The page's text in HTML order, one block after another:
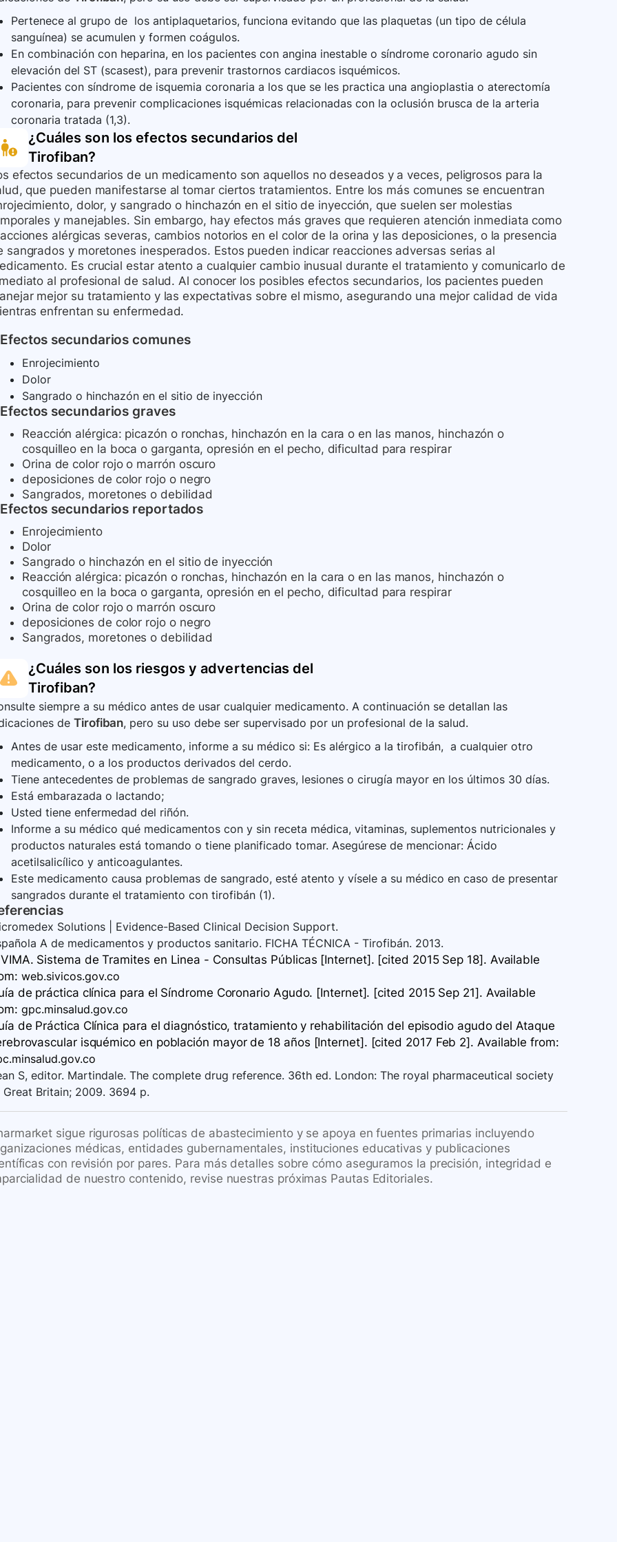
Pertenece al grupo de los antiplaquetarios, funciona evitando que las plaquetas (un tipo de célula
sanguínea) se acumulen y formen coágulos.
En combinación con heparina, en los pacientes con angina inestable o síndrome coronario agudo sin
elevación del ST (scasest), para prevenir trastornos cardiacos isquémicos.
Pacientes con síndrome de isquemia coronaria a los que se les practica una angioplastia o aterectomía
coronaria, para prevenir complicaciones isquémicas relacionadas con la oclusión brusca de la arteria
coronaria tratada (1,3).
¿Cuáles son los efectos secundarios del
Tirofiban?
efectos secundarios de un medicamento son aquellos no deseados y a veces, peligrosos para la
que pueden manifestarse al tomar ciertos tratamientos. Entre los más comunes se encuentran
dolor, y sangrado o hinchazón en el sitio de inyección, que suelen ser molestias
y manejables. Sin embargo, hay efectos más graves que requieren atención inmediata como
alérgicas severas, cambios notorios en el color de la orina y las deposiciones, o la presencia
sangrados y moretones inesperados. Estos pueden indicar reacciones adversas serias al
Es crucial estar atento a cualquier cambio inusual durante el tratamiento y comunicarlo de
al profesional de salud. Al conocer los posibles efectos secundarios, los pacientes pueden
mejor su tratamiento y las expectativas sobre el mismo, asegurando una mejor calidad de vida
enfrentan su enfermedad.
Efectos secundarios comunes
Enrojecimiento
Dolor
Sangrado o hinchazón en el sitio de inyección
Efectos secundarios graves
Reacción alérgica: picazón o ronchas, hinchazón en la cara o en las manos, hinchazón o
cosquilleo en la boca o garganta, opresión en el pecho, dificultad para respirar
Orina de color rojo o marrón oscuro
deposiciones de color rojo o negro
Sangrados, moretones o debilidad
Efectos secundarios reportados
Enrojecimiento
Dolor
Sangrado o hinchazón en el sitio de inyección
Reacción alérgica: picazón o ronchas, hinchazón en la cara o en las manos, hinchazón o
cosquilleo en la boca o garganta, opresión en el pecho, dificultad para respirar
Orina de color rojo o marrón oscuro
deposiciones de color rojo o negro
Sangrados, moretones o debilidad
¿Cuáles son los riesgos y advertencias del
Tirofiban?
siempre a su médico antes de usar cualquier medicamento. A continuación se detallan las
de Tirofiban, pero su uso debe ser supervisado por un profesional de la salud.
Antes de usar este medicamento, informe a su médico si: Es alérgico a la tirofibán, a cualquier otro
medicamento, o a los productos derivados del cerdo.
Tiene antecedentes de problemas de sangrado graves, lesiones o cirugía mayor en los últimos 30 días.
Está embarazada o lactando;
Usted tiene enfermedad del riñón.
Informe a su médico qué medicamentos con y sin receta médica, vitaminas, suplementos nutricionales y
productos naturales está tomando o tiene planificado tomar. Asegúrese de mencionar: Ácido
acetilsalicílico y anticoagulantes.
Este medicamento causa problemas de sangrado, esté atento y vísele a su médico en caso de presentar
sangrados durante el tratamiento con tirofibán (1).
Solutions | Evidence-Based Clinical Decision Support.
A de medicamentos y productos sanitario. FICHA TÉCNICA - Tirofibán. 2013.
Sistema de Tramites en Linea - Consultas Públicas [Internet]. [cited 2015 Sep 18]. Available
web.sivicos.gov.co
de práctica clínica para el Síndrome Coronario Agudo. [Internet]. [cited 2015 Sep 21]. Available
gpc.minsalud.gov.co
de Práctica Clínica para el diagnóstico, tratamiento y rehabilitación del episodio agudo del Ataque
isquémico en población mayor de 18 años​ [Internet]. [cited 2017 Feb 2]. Available from:
S, editor. Martindale. The complete drug reference. 36th ed. London: The royal pharmaceutical society
Britain; 2009. 3694 p.
sigue rigurosas políticas de abastecimiento y se apoya en fuentes primarias incluyendo
médicas, entidades gubernamentales, instituciones educativas y publicaciones
con revisión por pares. Para más detalles sobre cómo aseguramos la precisión, integridad e
de nuestro contenido, revise nuestras próximas Pautas Editoriales.